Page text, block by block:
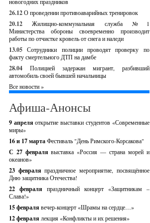
26.12О проведении противоаварийных тренировок
20.12
Жилищно-коммунальная служба №1
Министерства обороны своевременно производит
работы по отчистке кровель от снега и наледи
13.05 Сотрудники полиции проводят проверку по
факту смертельного ДТП на дамбе
28.04
Полицией задержан мигрант, разбивший
автомобиль своей бывшей начальницы
Все новости »
Афиша-Анонсы
9 апреляоткрытие выставки студентов «Современные
миры»
16 и 17 мартаФестиваль "День Римского-Корсакова"
С 27 февралявыставка «Россия — страна морей и
океанов»
23 февраляпраздничное мероприятие, посвящённое
Дню защитника Отечества!
22 февраля праздничный концерт «Защитникам –
Слава!»
15 февраля вечер-концерт «Шрамы на сердце…»
12 февраля лекция «Конфликты и их решения»